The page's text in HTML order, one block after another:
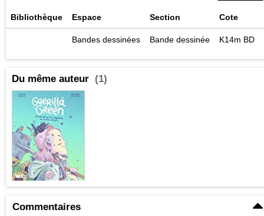
Bibliothèque Espace Section Cote
Bandes dessinées Bande dessinée K14m BD
Du même auteur (1)
Commentaires